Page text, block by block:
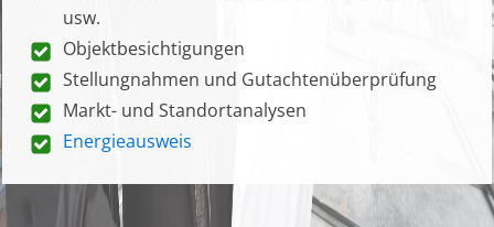
usw.
Objektbesichtigungen
Stellungnahmen und Gutachtenüberprüfung
Markt- und Standortanalysen
Energieausweis